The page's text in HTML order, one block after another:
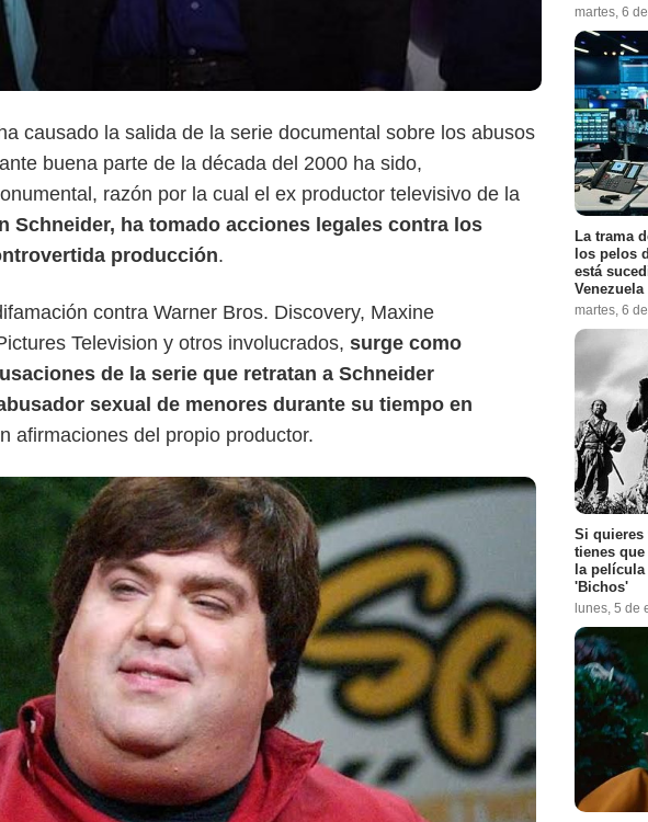
causado la salida de la serie documental sobre los abusos
buena parte de la década del 2000 ha sido,
razón por la cual el ex productor televisivo de la
Schneider, ha tomado acciones legales contra los
producción.
contra Warner Bros. Discovery, Maxine
Television y otros involucrados, surge como
de la serie que retratan a Schneider
sexual de menores durante su tiempo en
afirmaciones del propio productor.
Max
martes, 6
La trama
los pelos
está
Venezuela
martes, 6
Si quieres
tienes
la
'Bichos'
lunes, 5 de